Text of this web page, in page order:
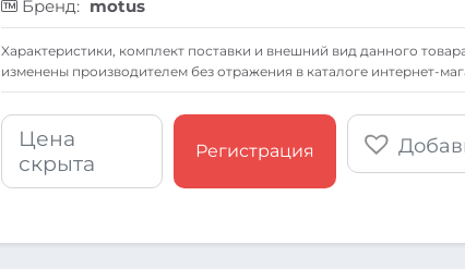
Бренд: motus
Xарактеристики, комплект поставки и внешний вид данного
изменены производителем без отражения в каталоге интернет-
Цена
скрыта
Регистрация